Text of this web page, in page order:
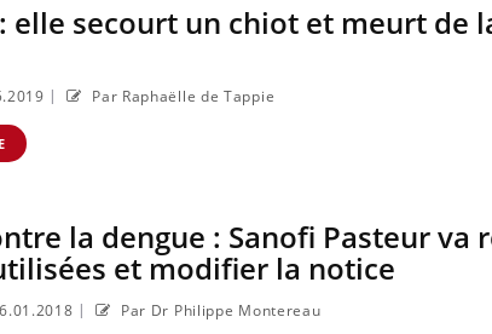
elle secourt un chiot et meurt de
| Par Raphaëlle de Tappie
la dengue : Sanofi Pasteur va
et modifier la notice
| Par Dr Philippe Montereau
Chikungunya, dengue,
West Nile : que se passe-t-
il dans le sud de la France ?